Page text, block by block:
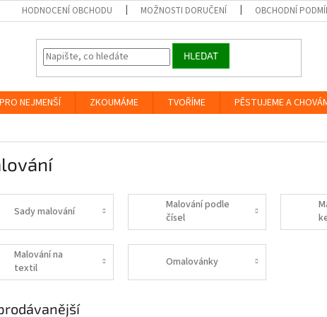
HODNOCENÍ OBCHODU MOŽNOSTI DORUČENÍ OBCHODNÍ
HLEDAT
PRO NEJMENŠÍ ZKOUMÁME TVOŘÍME PĚSTUJEME A
Sady malování
Malování podle
čísel
Malování na
textil
Omalovánky